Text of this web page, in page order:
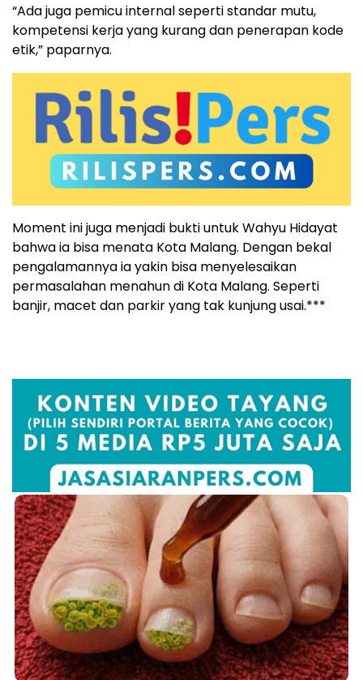
“Ada juga pemicu internal seperti standar mutu,
kompetensi kerja yang kurang dan penerapan kode
etik,” paparnya.
Moment ini juga menjadi bukti untuk Wahyu Hidayat
bahwa ia bisa menata Kota Malang. Dengan bekal
pengalamannya ia yakin bisa menyelesaikan
permasalahan menahun di Kota Malang. Seperti
banjir, macet dan parkir yang tak kunjung usai.***